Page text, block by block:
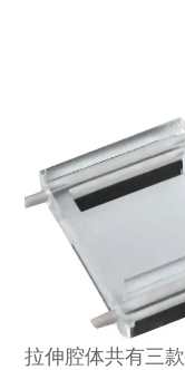
拉伸腔体共有三